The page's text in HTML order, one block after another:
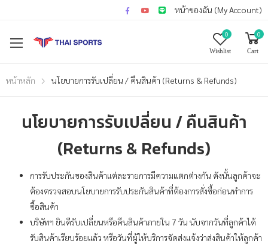
หน้าของฉัน (My Account)
0
Wishlist
0
Cart
หน้าหลัก นโยบายการรับเปลี่ยน / คืนสินค้า (Returns & Refunds)
นโยบายการรับเปลี่ยน / คืนสินค้า
(Returns & Refunds)
การรับประกันของสินค้าแต่ละรายการมีความแตกต่างกัน ดังนั้นลูกค้าจะ
ต้องตรวจสอบนโยบายการรับประกันสินค้าที่ต้องการสั่งซื้อก่อนทำการ
ซื้อสินค้า
บริษัทฯ ยินดีรับเปลี่ยนหรือคืนสินค้าภายใน 7 วัน นับจากวันที่ลูกค้าได้
รับสินค้าเรียบร้อยแล้ว หรือวันที่ผู้ให้บริการจัดส่งแจ้งว่าส่งสินค้าให้ลูกค้า